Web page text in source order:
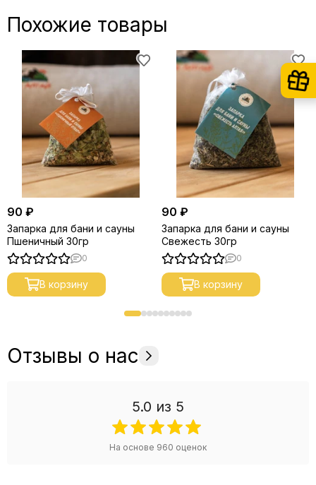
Похожие товары
90 ₽
Запарка для бани и сауны
Пшеничный 30гр
0
В корзину
90 ₽
Запарка для бани и сауны
Свежесть 30гр
0
В корзину
Отзывы о нас
5.0 из 5
На основе 960 оценок